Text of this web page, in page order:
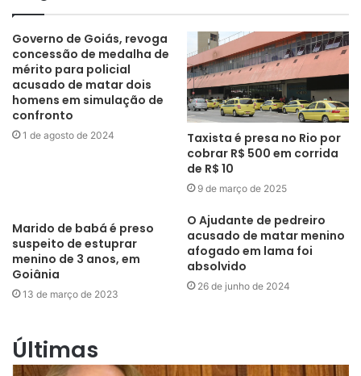
Governo de Goiás, revoga
concessão de medalha de
mérito para policial
acusado de matar dois
homens em simulação de
confronto
1 de agosto de 2024
Taxista é presa no Rio por
cobrar R$ 500 em corrida
de R$ 10
9 de março de 2025
Marido de babá é preso
suspeito de estuprar
menino de 3 anos, em
Goiânia
13 de março de 2023
O Ajudante de pedreiro
acusado de matar menino
afogado em lama foi
absolvido
26 de junho de 2024
Últimas